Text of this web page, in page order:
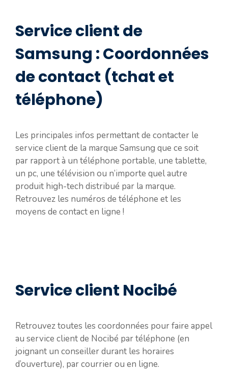
Service client de
Samsung : Coordonnées
de contact (tchat et
téléphone)
Les principales infos permettant de contacter le
service client de la marque Samsung que ce soit
par rapport à un téléphone portable, une tablette,
un pc, une télévision ou n’importe quel autre
produit high-tech distribué par la marque.
Retrouvez les numéros de téléphone et les
moyens de contact en ligne !
Service client Nocibé
Retrouvez toutes les coordonnées pour faire appel
au service client de Nocibé par téléphone (en
joignant un conseiller durant les horaires
d’ouverture), par courrier ou en ligne.